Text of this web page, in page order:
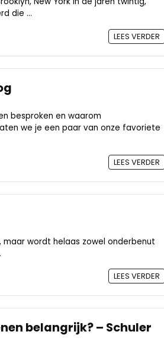
die ...
LEES VERDER
besproken en waarom
we je een paar van onze favoriete
LEES VERDER
wordt helaas zowel onderbenut
LEES VERDER
belangrijk? – Schuler